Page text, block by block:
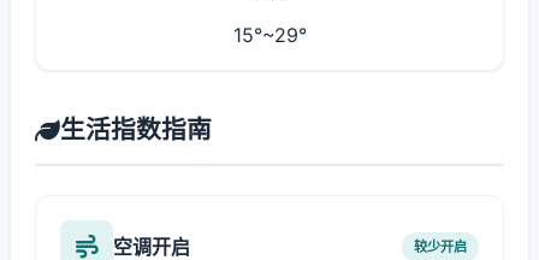
15°~29°
生活指数指南
空调开启 较少开启